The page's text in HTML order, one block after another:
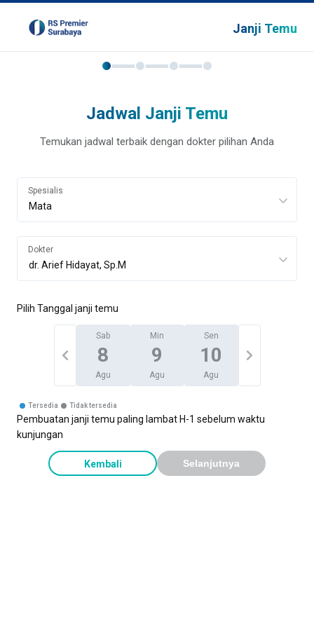
Janji Temu
Jadwal Janji Temu
Temukan jadwal terbaik dengan dokter pilihan Anda
Spesialis
Dokter
Pilih Tanggal janji temu
Sab
8
Agu
Min
9
Agu
Sen
10
Agu
Tersedia Tidak tersedia
Pembuatan janji temu paling lambat H-1 sebelum waktu
kunjungan
Kembali